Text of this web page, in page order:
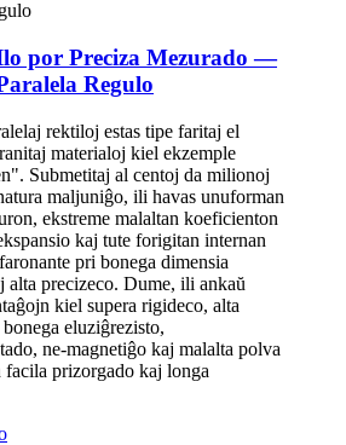
por Preciza Mezurado —
Regulo
rektiloj estas tipe faritaj el
materialoj kiel ekzemple
Submetitaj al centoj da milionoj
maljuniĝo, ili havas unuforman
ekstreme malaltan koeficienton
kaj tute forigitan internan
pri bonega dimensia
alta precizeco. Dume, ili ankaŭ
kiel supera rigideco, alta
eluziĝrezisto,
ne-magnetiĝo kaj malalta polva
facila prizorgado kaj longa